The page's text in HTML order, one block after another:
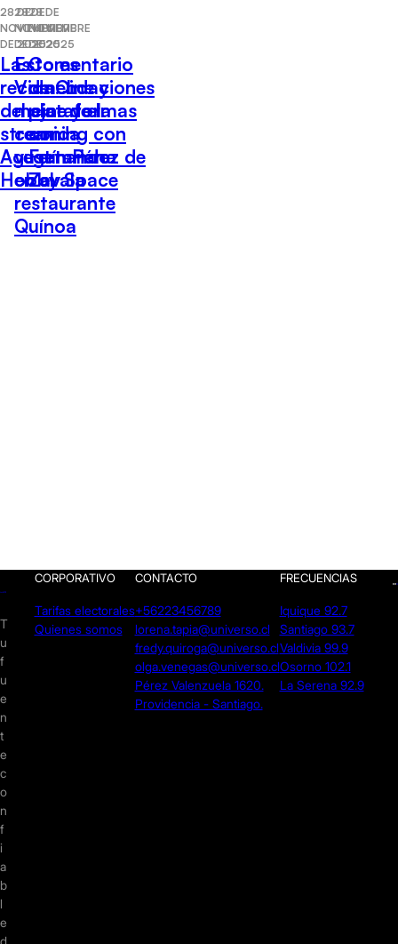
28 DE
NOVIEMBRE
DE 2025
Las
recomendaciones
del cine y el
streaming con
Agustín Pérez de
Hobby Space
28 DE
NOVIEMBRE
DE 2025
Esto es
Vida: Lo
mejor de la
comida
vegetariana
en el
restaurante
Quínoa
28 DE
NOVIEMBRE
DE 2025
Comentario
de Cine y
plataformas
con
Fernando
Zavala
T
u
f
u
e
n
t
e
c
o
n
f
i
a
b
l
e
d
CORPORATIVO
Tarifas electorales
Quienes somos
CONTACTO
+56223456789
lorena.tapia@universo.cl
fredy.quiroga@universo.cl
olga.venegas@universo.cl
Pérez Valenzuela 1620.
Providencia - Santiago.
FRECUENCIAS
Iquique 92.7
Santiago 93.7
Valdivia 99.9
Osorno 102.1
La Serena 92.9